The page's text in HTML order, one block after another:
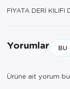
FİYATA DERİ KILIFI
Yorumlar BU
Ürüne ait yorum